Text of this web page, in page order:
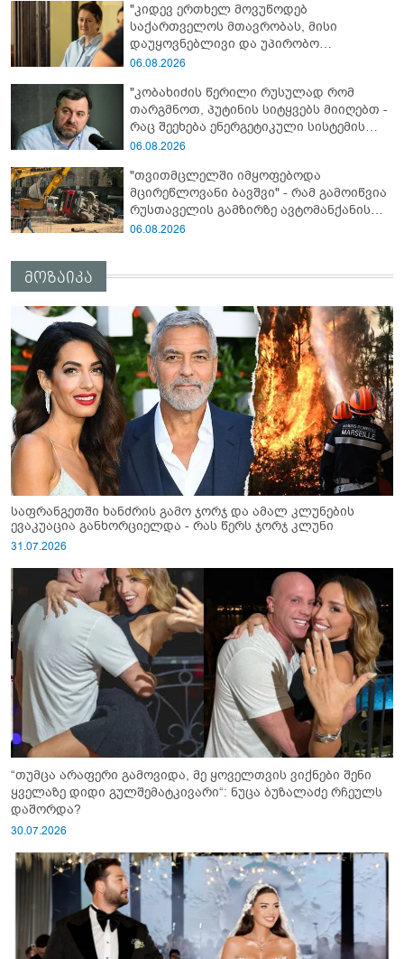
"კიდევ ერთხელ მოვუწოდებ
საქართველოს მთავრობას, მისი
დაუყოვნებლივი და უპირობო
გათავისუფლებისკენ" - რას წერს ეუთო-ს
06.08.2026
"კობახიძის წერილი რუსულად რომ
თარგმნოთ, პუტინის სიტყვებს მიიღებთ -
რაც შეეხება ენერგეტიკული სისტემის
პრობლემას, ნამდვილად ვაპირებ
არამედ აღვადგინო ხაზის ტელეფონიც" -
გია ჯაფარიძე
06.08.2026
"თვითმცლელში იმყოფებოდა
მცირეწლოვანი ბავშვი" - რამ გამოიწვია
რუსთაველის გამზირზე ავტომანქანის
გადაბრუნება: “ჯივიპი” განცხადებას
06.08.2026
მოზაიკა
საფრანგეთში ხანძრის გამო ჯორჯ და ამალ კლუნების
ევაკუაცია განხორციელდა - რას წერს ჯორჯ კლუნი
31.07.2026
“თუმცა არაფერი გამოვიდა, მე ყოველთვის ვიქნები შენი
ყველაზე დიდი გულშემატკივარი“: ნუცა ბუზალაძე რჩეულს
დაშორდა?
30.07.2026